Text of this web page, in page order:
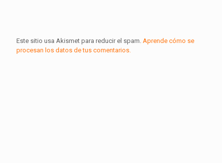
Este sitio usa Akismet para reducir el spam. Aprende cómo se
procesan los datos de tus comentarios.